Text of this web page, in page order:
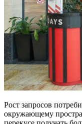
Рост запросов
окружающему